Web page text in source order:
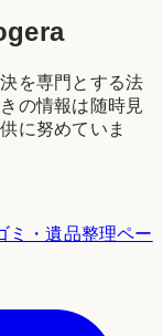
を専門とする法
の情報は随時見
に努めていま
ミ・遺品整理ペー